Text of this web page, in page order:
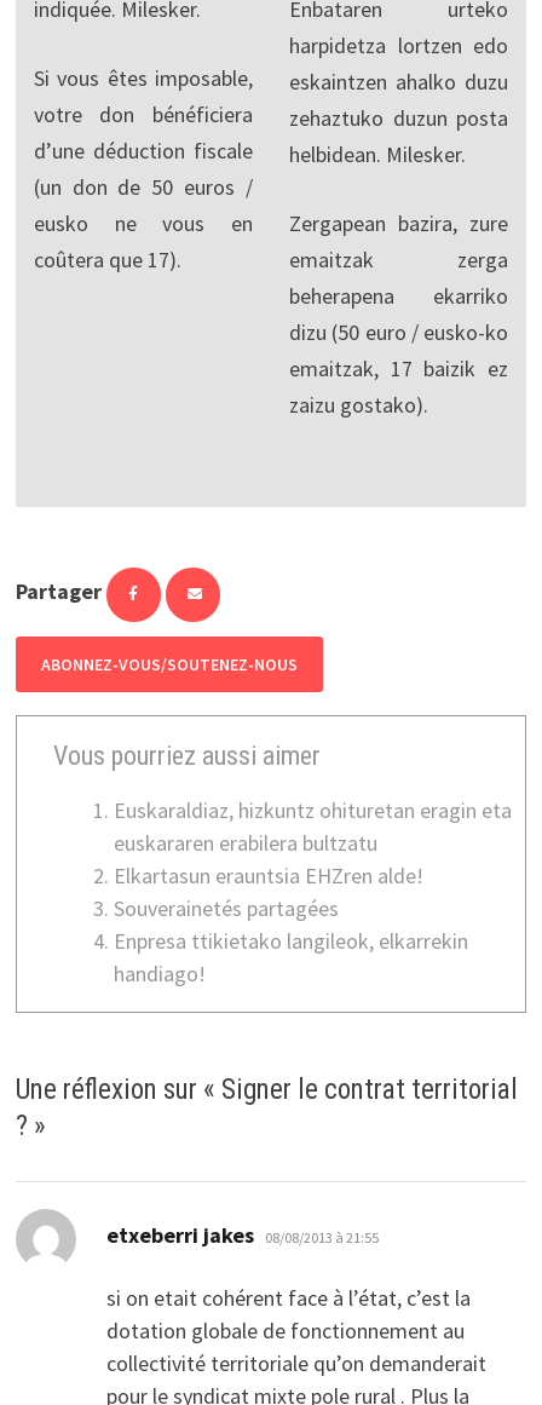
indiquée. Milesker.
Si vous êtes imposable,
votre don bénéficiera
d’une déduction fiscale
(un don de 50 euros /
eusko ne vous en
coûtera que 17).
Enbataren urteko
harpidetza lortzen edo
eskaintzen ahalko duzu
zehaztuko duzun posta
helbidean. Milesker.
Zergapean bazira, zure
emaitzak zerga
beherapena ekarriko
dizu (50 euro / eusko-ko
emaitzak, 17 baizik ez
zaizu gostako).
Partager
ABONNEZ-VOUS/SOUTENEZ-NOUS
Vous pourriez aussi aimer
Euskaraldiaz, hizkuntz ohituretan eragin eta
euskararen erabilera bultzatu
Elkartasun erauntsia EHZren alde!
Souverainetés partagées
Enpresa ttikietako langileok, elkarrekin
handiago!
Une réflexion sur « Signer le contrat territorial
? »
etxeberri jakes dit :
08/08/2013 à 21:55
si on etait cohérent face à l’état, c’est la
dotation globale de fonctionnement au
collectivité territoriale qu’on demanderait
pour le syndicat mixte pole rural . Plus la